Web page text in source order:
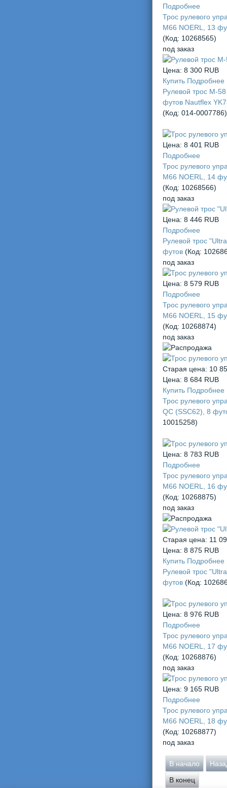
Подробнее
Трос рулевого
М66 NOERL, 13
(Код: 10268565)
под заказ
Цена: 8 300 RUB
Купить Подробнее
Рулевой трос М-
футов Nautflex
(Код: 014-0007786)
Цена: 8 401 RUB
Подробнее
Трос рулевого
М66 NOERL, 14
(Код: 10268566)
под заказ
Цена: 8 446 RUB
Подробнее
Рулевой трос
футов (Код:
под заказ
Цена: 8 579 RUB
Подробнее
Трос рулевого
М66 NOERL, 15
(Код: 10268874)
под заказ
Старая цена: 10
Цена: 8 684 RUB
Купить Подробнее
Трос рулевого
QC (SSC62), 8
10015258)
Цена: 8 783 RUB
Подробнее
Трос рулевого
М66 NOERL, 16
(Код: 10268875)
под заказ
Старая цена: 11
Цена: 8 875 RUB
Купить Подробнее
Рулевой трос
футов (Код:
Цена: 8 976 RUB
Подробнее
Трос рулевого
М66 NOERL, 17
(Код: 10268876)
под заказ
Цена: 9 165 RUB
Подробнее
Трос рулевого
М66 NOERL, 18
(Код: 10268877)
под заказ
В начало
В конец